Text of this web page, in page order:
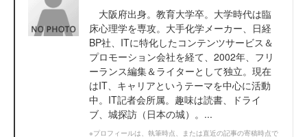
大阪府出身。教育大学卒。大学時代は臨
床心理学を専攻。大手化学メーカー、日経
BP社、ITに特化したコンテンツサービス＆
プロモーション会社を経て、2002年、フリ
ーランス編集＆ライターとして独立。現在
はIT、キャリアというテーマを中心に活動
中。IT記者会所属。趣味は読書、ドライ
ブ、城探訪（日本の城）。...
※プロフィールは、執筆時点、または直近の記事の寄稿時点で